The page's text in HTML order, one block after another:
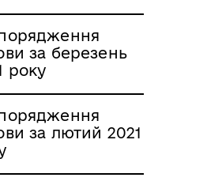
за березень
року
за лютий 2021